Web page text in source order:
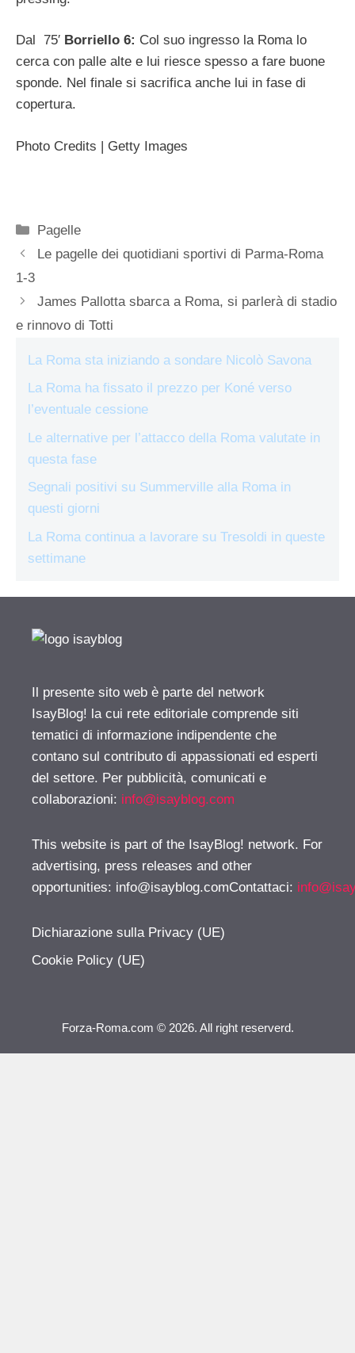
Dal 75′ Borriello 6: Col suo ingresso la Roma lo
cerca con palle alte e lui riesce spesso a fare buone
sponde. Nel finale si sacrifica anche lui in fase di
copertura.
Photo Credits | Getty Images
Categorie
Pagelle
Le pagelle dei quotidiani sportivi di Parma-Roma
1-3
James Pallotta sbarca a Roma, si parlerà di stadio
e rinnovo di Totti
La Roma sta iniziando a sondare Nicolò Savona
La Roma ha fissato il prezzo per Koné verso
l’eventuale cessione
Le alternative per l’attacco della Roma valutate in
questa fase
Segnali positivi su Summerville alla Roma in
questi giorni
La Roma continua a lavorare su Tresoldi in queste
settimane
Il presente sito web è parte del network
IsayBlog! la cui rete editoriale comprende siti
tematici di informazione indipendente che
contano sul contributo di appassionati ed esperti
del settore. Per pubblicità, comunicati e
collaborazioni: info@isayblog.com
This website is part of the IsayBlog! network. For
advertising, press releases and other
opportunities: info@isayblog.comContattaci:
Dichiarazione sulla Privacy (UE)
Cookie Policy (UE)
Forza-Roma.com © 2026. All right reserverd.